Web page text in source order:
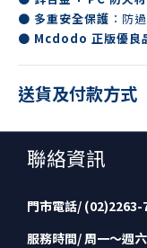
● 多重安全保護 ：防
● Mcdodo 正版優良
送貨及付款方式
聯絡資訊
門市電話/ (02)2263-
服務時間/ 周一～週